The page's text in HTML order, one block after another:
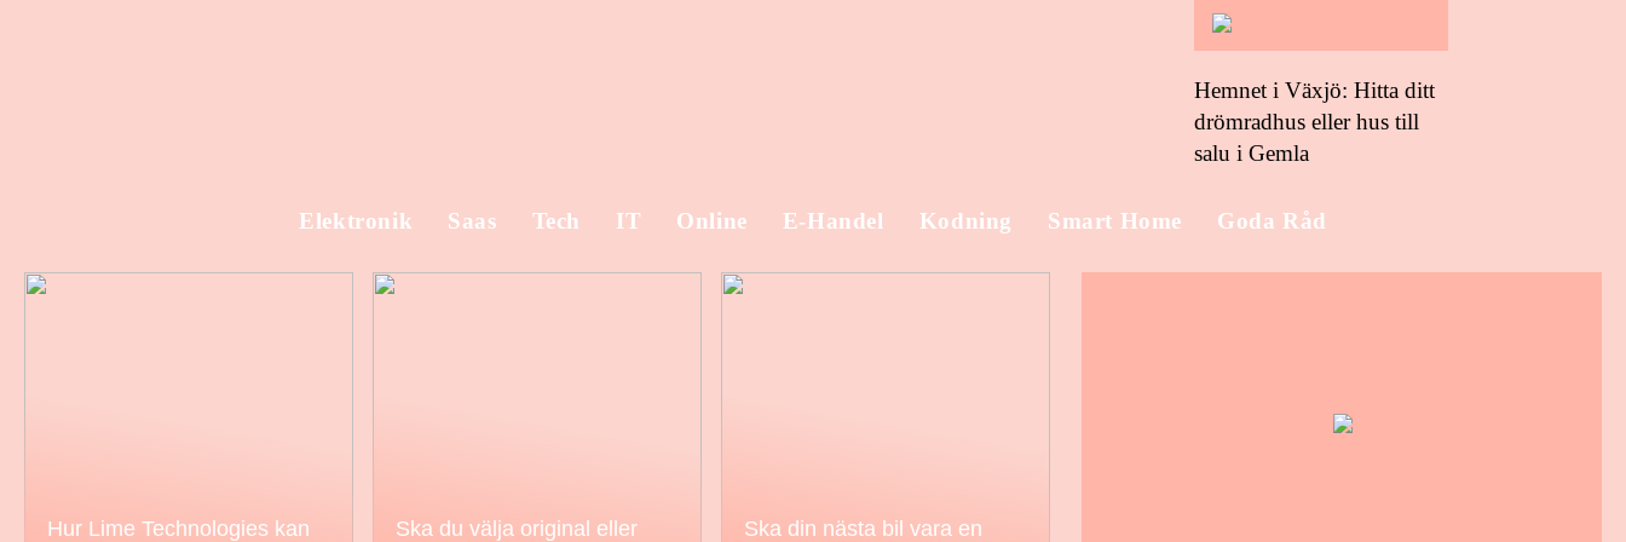
Hemnet i Växjö: Hitta ditt
drömradhus eller hus till
salu i Gemla
Elektronik Saas Tech IT Online E-Handel Kodning Smart Home Goda Råd
Hur Lime Technologies kan
Ska du välja original eller
Ska din nästa bil vara en